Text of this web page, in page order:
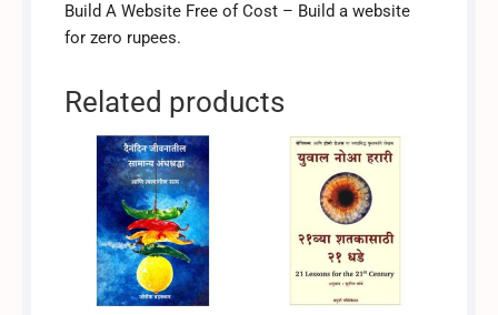
Build A Website Free of Cost – Build a website
for zero rupees.
Related products